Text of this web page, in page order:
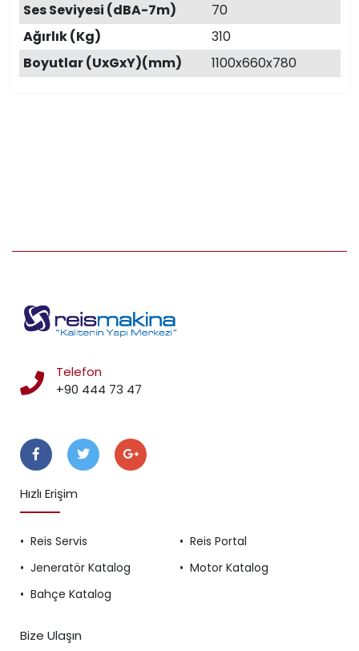
Ses Seviyesi (dBA-7m)
70
Ağırlık (Kg)
310
Boyutlar (UxGxY)(mm)
1100x660x780
Telefon
+90 444 73 47
Hızlı Erişim
Reis Servis
Reis Portal
Jeneratör Katalog
Motor Katalog
Bahçe Katalog
Bize Ulaşın